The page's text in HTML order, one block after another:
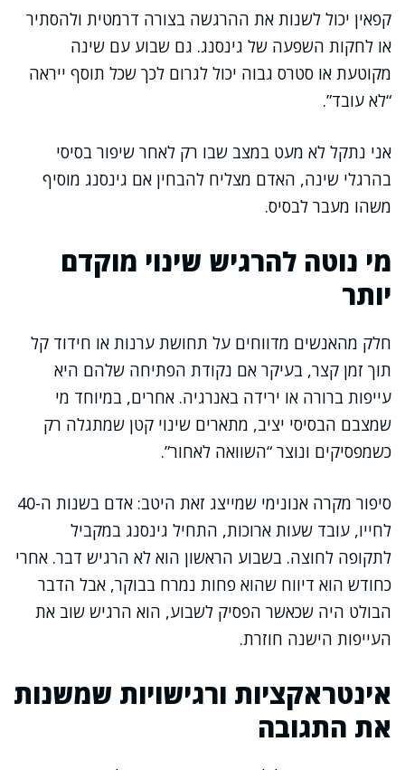
קפאין יכול לשנות את ההרגשה בצורה דרמטית ולהסתיר
או לחקות השפעה של גינסנג. גם שבוע עם שינה
מקוטעת או סטרס גבוה יכול לגרום לכך שכל תוסף ייראה
“לא עובד”.
אני נתקל לא מעט במצב שבו רק לאחר שיפור בסיסי
בהרגלי שינה, האדם מצליח להבחין אם גינסנג מוסיף
משהו מעבר לבסיס.
מי נוטה להרגיש שינוי מוקדם
יותר
חלק מהאנשים מדווחים על תחושת ערנות או חידוד קל
תוך זמן קצר, בעיקר אם נקודת הפתיחה שלהם היא
עייפות ברורה או ירידה באנרגיה. אחרים, במיוחד מי
שמצבם הבסיסי יציב, מתארים שינוי קטן שמתגלה רק
כשמפסיקים ונוצר “השוואה לאחור”.
סיפור מקרה אנונימי שמייצג זאת היטב: אדם בשנות ה-40
לחייו, עובד שעות ארוכות, התחיל גינסנג במקביל
לתקופה לחוצה. בשבוע הראשון הוא לא הרגיש דבר. אחרי
כחודש הוא דיווח שהוא פחות נמרח בבוקר, אבל הדבר
הבולט היה שכאשר הפסיק לשבוע, הוא הרגיש שוב את
העייפות הישנה חוזרת.
אינטראקציות ורגישויות שמשנות
את התגובה